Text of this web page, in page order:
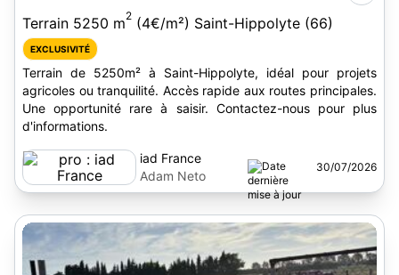
Terrain 5250 m2 (4€/m²) Saint-Hippolyte (66)
EXCLUSIVITÉ
Terrain de 5250m² à Saint-Hippolyte, idéal pour projets
agricoles ou tranquilité. Accès rapide aux routes principales.
Une opportunité rare à saisir. Contactez-nous pour plus
d'informations.
iad France
Adam Neto
30/07/2026